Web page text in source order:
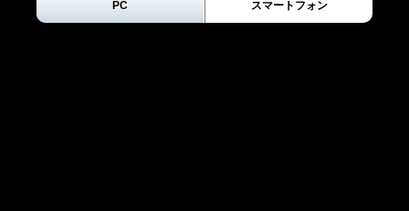
PC スマートフォン